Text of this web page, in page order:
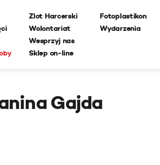
Zlot Harcerski
Wolontariat
Wesprzyj nas
Sklep on-line
Fotoplastikon
Wydarzenia
Gajda